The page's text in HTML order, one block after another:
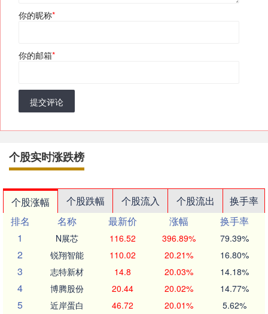
你的昵称*
你的邮箱*
提交评论
个股实时涨跌榜
个股涨幅 个股跌幅 个股流入 个股流出
换手率
排名
名称 最新价 涨幅
换手率
1
N展芯 116.52 396.89% 79.39%
2 锐翔智能 110.02 20.21% 16.80%
3 志特新材 14.8 20.03% 14.18%
4 博腾股份 20.44 20.02% 14.77%
5 近岸蛋白 46.72 20.01% 5.62%